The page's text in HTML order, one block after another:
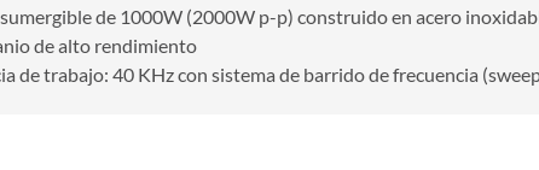
de 1000W (2000W p-p) construido en acero
de alto rendimiento
de trabajo: 40 KHz con sistema de barrido de frecuencia